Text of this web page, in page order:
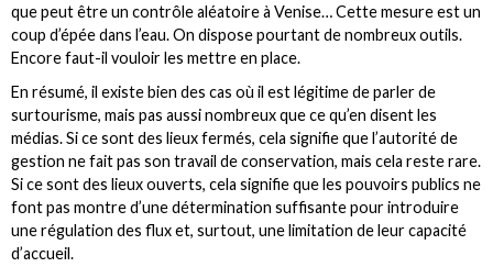
que peut être un contrôle aléatoire à Venise… Cette mesure est un
coup d’épée dans l’eau. On dispose pourtant de nombreux outils.
Encore faut-il vouloir les mettre en place.
En résumé, il existe bien des cas où il est légitime de parler de
surtourisme, mais pas aussi nombreux que ce qu’en disent les
médias. Si ce sont des lieux fermés, cela signifie que l’autorité de
gestion ne fait pas son travail de conservation, mais cela reste rare.
Si ce sont des lieux ouverts, cela signifie que les pouvoirs publics ne
font pas montre d’une détermination suffisante pour introduire
une régulation des flux et, surtout, une limitation de leur capacité
d’accueil.